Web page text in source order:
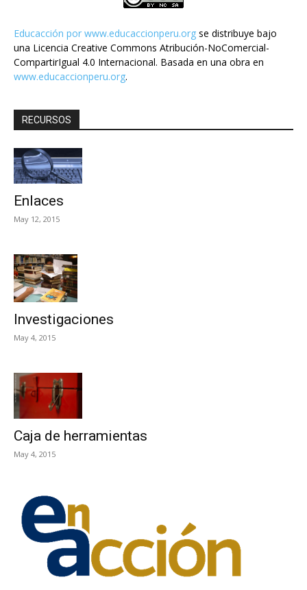
Educacción por www.educaccionperu.org se distribuye bajo
una Licencia Creative Commons Atribución-NoComercial-
CompartirIgual 4.0 Internacional. Basada en una obra en
www.educaccionperu.org.
RECURSOS
Enlaces
May 12, 2015
Investigaciones
May 4, 2015
Caja de herramientas
May 4, 2015